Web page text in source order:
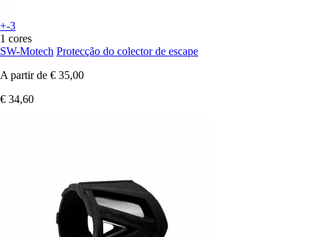
+-3
1 cores
SW-Motech Protecção do colector de escape
A partir de € 35,00
€ 34,60